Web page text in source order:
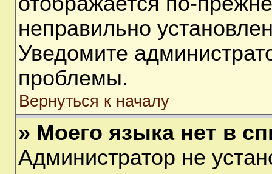
неправильно
Уведомите
проблемы.
Вернуться к началу
» Моего языка нет в
Администратор не